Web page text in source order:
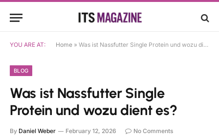
YOU ARE AT: Home » Was ist Nassfutter Single Protein und wozu dient es?
BLOG
Was ist Nassfutter Single
Protein und wozu dient es?
By Daniel Weber February 12, 2026
No Comments